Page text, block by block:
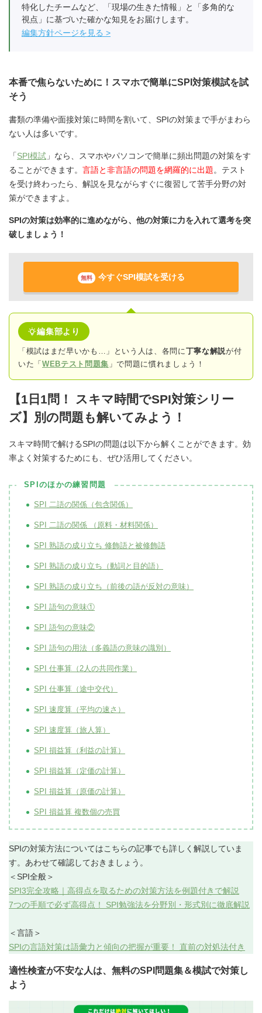
特化したチームなど、「現場の生きた情報」と「多角的な
視点」に基づいた確かな知見をお届けします。
編集方針ページを見る
本番で焦らないために！スマホで簡単にSPI対策模試を試
そう
書類の準備や面接対策に時間を割いて、SPIの対策まで手がまわら
ない人は多いです。
「SPI模試 」なら、スマホやパソコンで簡単に頻出問題の対策をす
ることができます。 言語と非言語の問題を網羅的に出題。テスト
を受け終わったら、解説を見ながらすぐに復習して苦手分野の対
策ができますよ。
SPIの対策は効率的に進めながら、他の対策に力を入れて選考を突
破しましょう！
無料 今すぐSPI模試を受ける
編集部より
「模試はまだ早いかも…」という人は、各問に 丁寧な解説が付
いた「 WEBテスト問題集 」で問題に慣れましょう！
【1日1問！ スキマ時間でSPI対策シリー
ズ】別の問題も解いてみよう！
スキマ時間で解けるSPIの問題は以下から解くことができます。効
率よく対策するためにも、ぜひ活用してください。
SPIのほかの練習問題
SPI 二語の関係（包含関係）
SPI 二語の関係 （原料・材料関係）
SPI 熟語の成り立ち 修飾語と被修飾語
SPI 熟語の成り立ち（動詞と目的語）
SPI 熟語の成り立ち（前後の語が反対の意味）
SPI 語句の意味①
SPI 語句の意味②
SPI 語句の用法（多義語の意味の識別）
SPI 仕事算（2人の共同作業）
SPI 仕事算（途中交代）
SPI 速度算（平均の速さ）
SPI 速度算（旅人算）
SPI 損益算（利益の計算）
SPI 損益算（定価の計算）
SPI 損益算（原価の計算）
SPI 損益算 複数個の売買
SPIの対策方法についてはこちらの記事でも詳しく解説していま
す。あわせて確認しておきましょう。
＜SPI全般＞
SPI3完全攻略｜高得点を取るための対策方法を例題付きで解説
7つの手順で必ず高得点！ SPI勉強法を分野別・形式別に徹底解説
＜言語＞
SPIの言語対策は語彙力と傾向の把握が重要！ 直前の対処法付き
適性検査が不安な人は、無料のSPI問題集＆模試で対策し
よう